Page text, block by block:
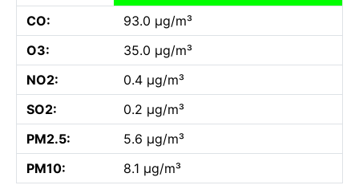
CO:
93.0 µg/m³
O3:
35.0 µg/m³
NO2:
0.4 µg/m³
SO2:
0.2 µg/m³
PM2.5:
5.6 µg/m³
PM10:
8.1 µg/m³